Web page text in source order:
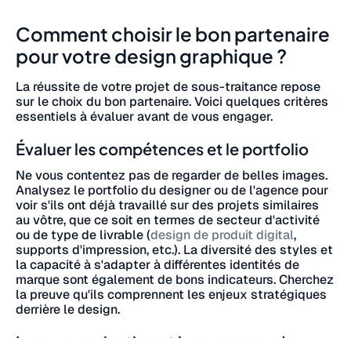
Comment choisir le bon partenaire
pour votre design graphique ?
La réussite de votre projet de sous-traitance repose
sur le choix du bon partenaire. Voici quelques critères
essentiels à évaluer avant de vous engager.
Évaluer les compétences et le portfolio
Ne vous contentez pas de regarder de belles images.
Analysez le portfolio du designer ou de l'agence pour
voir s'ils ont déjà travaillé sur des projets similaires
au vôtre, que ce soit en termes de secteur d'activité
ou de type de livrable (design de produit digital,
supports d'impression, etc.). La diversité des styles et
la capacité à s'adapter à différentes identités de
marque sont également de bons indicateurs. Cherchez
la preuve qu'ils comprennent les enjeux stratégiques
derrière le design.